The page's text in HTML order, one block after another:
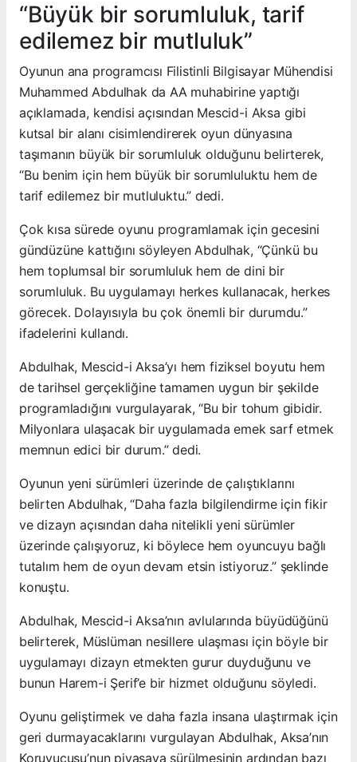
“Büyük bir sorumluluk, tarif
edilemez bir mutluluk”
Oyunun ana programcısı Filistinli Bilgisayar Mühendisi
Muhammed Abdulhak da AA muhabirine yaptığı
açıklamada, kendisi açısından Mescid-i Aksa gibi
kutsal bir alanı cisimlendirerek oyun dünyasına
taşımanın büyük bir sorumluluk olduğunu belirterek,
“Bu benim için hem büyük bir sorumluluktu hem de
tarif edilemez bir mutluluktu.” dedi.
Çok kısa sürede oyunu programlamak için gecesini
gündüzüne kattığını söyleyen Abdulhak, “Çünkü bu
hem toplumsal bir sorumluluk hem de dini bir
sorumluluk. Bu uygulamayı herkes kullanacak, herkes
görecek. Dolayısıyla bu çok önemli bir durumdu.”
ifadelerini kullandı.
Abdulhak, Mescid-i Aksa’yı hem fiziksel boyutu hem
de tarihsel gerçekliğine tamamen uygun bir şekilde
programladığını vurgulayarak, “Bu bir tohum gibidir.
Milyonlara ulaşacak bir uygulamada emek sarf etmek
memnun edici bir durum.” dedi.
Oyunun yeni sürümleri üzerinde de çalıştıklarını
belirten Abdulhak, “Daha fazla bilgilendirme için fikir
ve dizayn açısından daha nitelikli yeni sürümler
üzerinde çalışıyoruz, ki böylece hem oyuncuyu bağlı
tutalım hem de oyun devam etsin istiyoruz.” şeklinde
konuştu.
Abdulhak, Mescid-i Aksa’nın avlularında büyüdüğünü
belirterek, Müslüman nesillere ulaşması için böyle bir
uygulamayı dizayn etmekten gurur duyduğunu ve
bunun Harem-i Şerif’e bir hizmet olduğunu söyledi.
Oyunu geliştirmek ve daha fazla insana ulaştırmak için
geri durmayacaklarını vurgulayan Abdulhak, Aksa’nın
Koruyucusu’nun piyasaya sürülmesinin ardından bazı